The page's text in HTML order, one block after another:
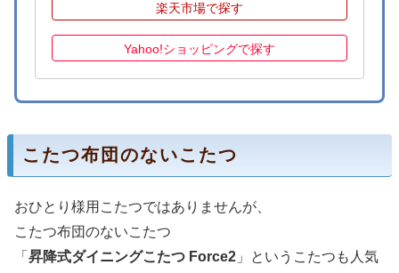
楽天市場で探す
Yahoo!ショッピングで探す
こたつ布団のないこたつ
おひとり様用こたつではありませんが、
こたつ布団のないこたつ
「 昇降式ダイニングこたつ Force2 」というこたつも人気